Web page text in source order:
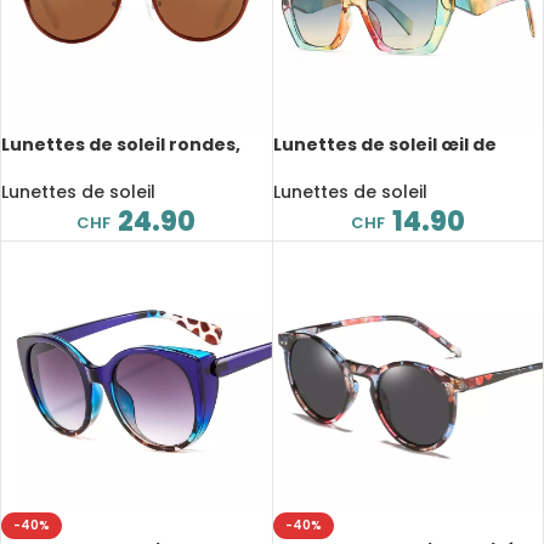
Lunettes de soleil rondes,
reflet, UV400, avec boite de
rangement
Lunettes de soleil
CHF 24.90
Lunettes de soleil œil de
UV400
Lunettes de soleil
CHF 14.90
-40% -40%